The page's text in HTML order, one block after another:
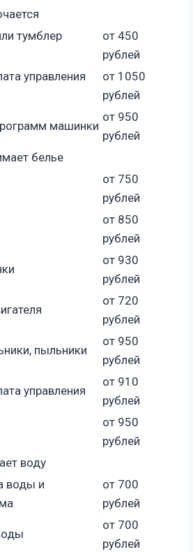
тумблер
от 450
рублей
управления
от 1050
рублей
машинки
от 950
рублей
белье
от 750
рублей
от 850
рублей
от 930
рублей
от 720
рублей
пыльники
от 950
рублей
управления
от 910
рублей
от 950
рублей
воду
воды и
от 700
рублей
от 700
рублей